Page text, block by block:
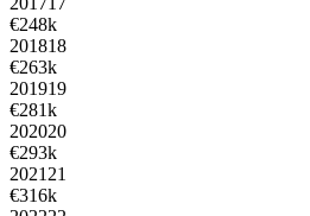
€248k
201818
€263k
201919
€281k
202020
€293k
2021 21
€316k